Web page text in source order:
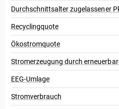
Durchschnittsalter zugelassener
Recyclingquote
Ökostromquote
Stromerzeugung durch
EEG-Umlage
Stromverbrauch